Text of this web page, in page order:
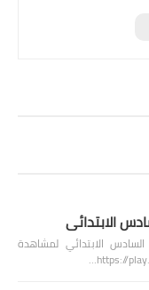
الابتدائي
السادس الابتدائي لمشاهدة